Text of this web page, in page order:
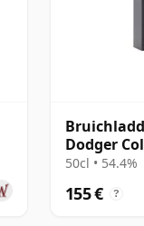
Dodger
#19020000
50cl • 54.4%
155 € ?